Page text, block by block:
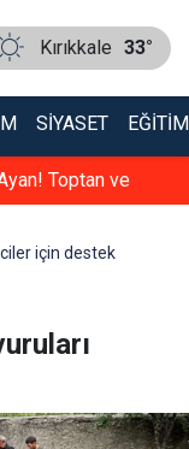
Kırıkkale 33°
SIYASET EĞITIM
Toptan ve
için destek